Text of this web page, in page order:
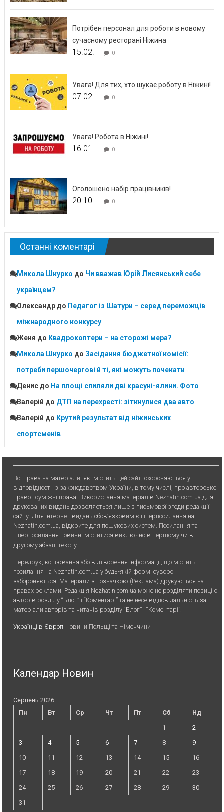
Потрібен персонал для роботи в новому
сучасному ресторані Ніжина
15.02. 0
Увага! Для тих, хто шукає роботу в Ніжині!
07.02. 0
Увага! Робота в Ніжині!
16.01. 0
Оголошено набір працівників!
20.10. 0
Останні коментарі
Микола Шкурко до Чи вважав Юрій Лисянський себе
українцем?
Олександрдо Педагог із Шатури – серед переможців
міжнародного конкурсу
Женя до Квадрокоптери – на сторожі мера?
Микола Шкурко до Засідання бюджетної комісії:
потреби першочергові й ті, які можуть почекати
Денисдо На площі спиляли дві красуні-ялини. Фото
Валерій до ДТП на перехресті: зіткнулися два авто
Валерій до Крутий результат від ніжинських
спортсменів
Всі права на матеріали, які містить цей сайт, охороняються у
відповідності із законодавством України, в тому числі, про авторське
право і суміжні права. Використання матерiалiв Nezhatin.com.ua для
друкованих видань дозволяється лише з письмової згоди редакції
сайту. Для iнтернет-видань обов’язковим є гiперпосилання на
Nezhatin.com.ua, відкрите для пошукових систем. Посилання та
гіперпосилання повинні міститися виключно в першому чи в
другому абзаці тексту.
Передрук, копiювання або вiдтворення iнформацiї, що мiстить
посилання на Nezhatin.com.ua у будь-якiй формi суворо
забороняється. Матеріали з позначкою (Реклама) друкуються на
правах реклами. Редакція Nezhatin.com.ua може не розділяти позицію
авторів розділу “Блог” і “Коментарі” та не несе відповідальність за
матеріали авторів та читачів розділу “Блог” і “Коментарі”.
Українці в Європі новини Польщі та Німеччини
Календар Новин
Серпень 2026
Пн
Вт Ср Чт Пт Сб
Нд
1
2
3
4 5 6 7 8
9
10
11 12 13 14 15
16
17
18 19 20 21 22
23
24
25 26 27 28 29
30
31